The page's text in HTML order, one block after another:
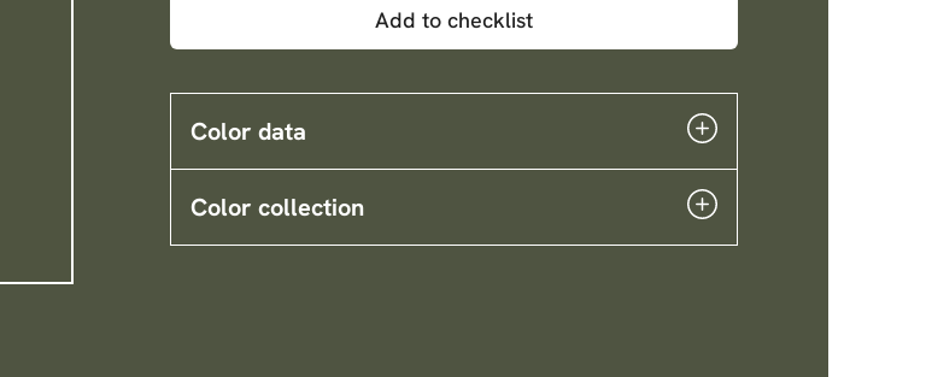
Add to checklist
Color data
Color collection